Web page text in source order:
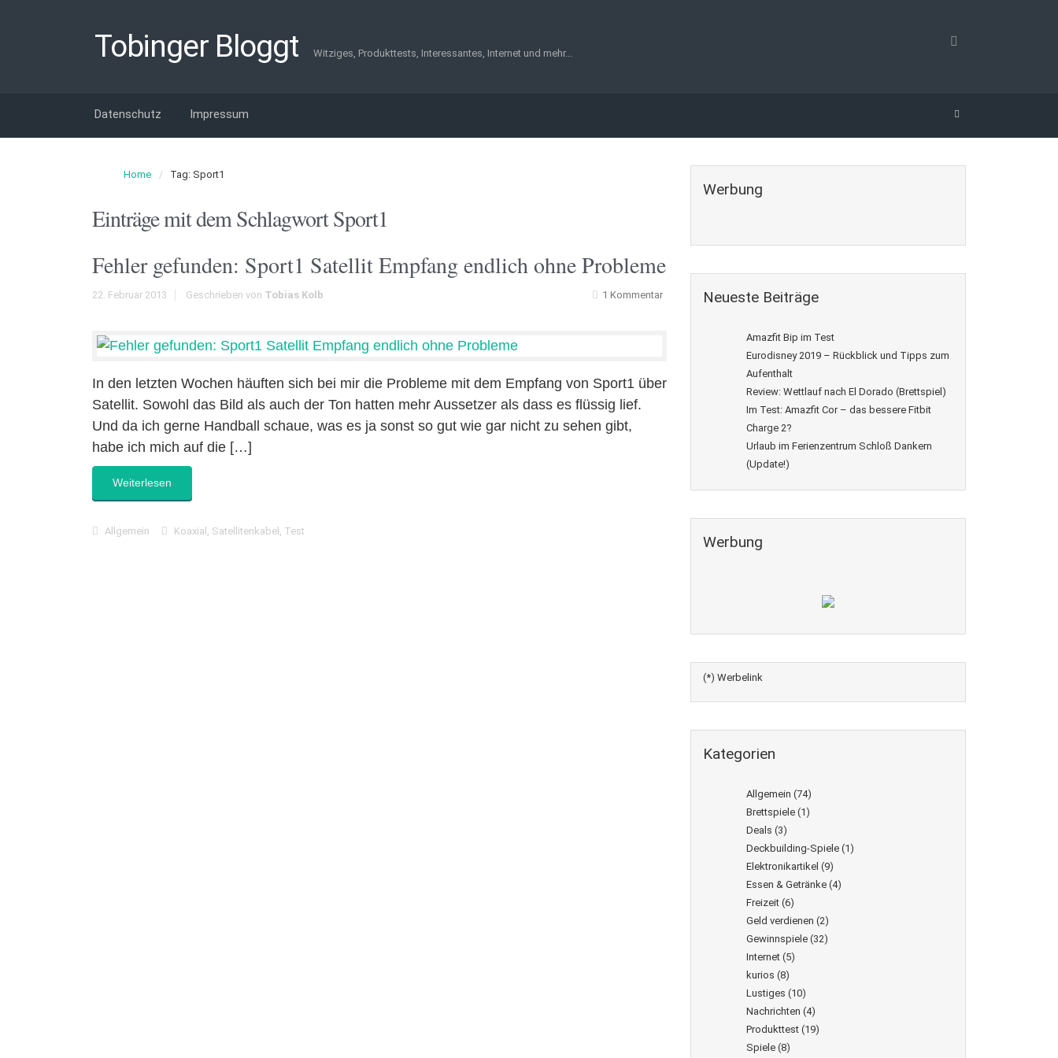
Tobinger Bloggt Witziges, Produkttests, Interessantes, Internet und mehr...
Datenschutz Impressum
Home Tag: Sport1
Einträge mit dem SchlagwortSport1
Fehler gefunden: Sport1 Satellit Empfang endlich ohne Probleme
22. Februar 2013 1 Kommentar
Geschrieben von Tobias Kolb
In den letzten Wochen häuften sich bei mir die Probleme mit dem Empfang von Sport1 über
Satellit. Sowohl das Bild als auch der Ton hatten mehr Aussetzer als dass es flüssig lief.
Und da ich gerne Handball schaue, was es ja sonst so gut wie gar nicht zu sehen gibt,
habe ich mich auf die […]
Weiterlesen
Allgemein Koaxial , Satellitenkabel , Test
Werbung
Neueste Beiträge
Amazfit Bip im Test
Eurodisney 2019 – Rückblick und Tipps zum
Aufenthalt
Review: Wettlauf nach El Dorado (Brettspiel)
Im Test: Amazfit Cor – das bessere Fitbit
Charge 2?
Urlaub im Ferienzentrum Schloß Dankern
(Update!)
Werbung
(*) Werbelink
Kategorien
Allgemein (74)
Brettspiele (1)
Deals (3)
Deckbuilding-Spiele (1)
Elektronikartikel (9)
Essen & Getränke (4)
Freizeit (6)
Geld verdienen (2)
Gewinnspiele (32)
Internet (5)
kurios (8)
Lustiges (10)
Nachrichten (4)
Produkttest (19)
Spiele (8)